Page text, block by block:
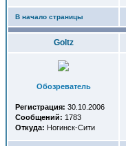
В начало страницы
Goltz
Обозреватель
Регистрация: 30.10.2006
Сообщений: 1783
Откуда: Ногинск-Сити